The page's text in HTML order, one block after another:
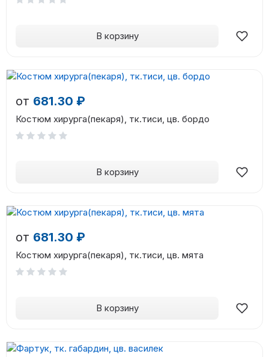
В корзину
от 681.30 ₽
Костюм хирурга(пекаря), тк.тиси, цв. бордо
В корзину
от 681.30 ₽
Костюм хирурга(пекаря), тк.тиси, цв. мята
В корзину